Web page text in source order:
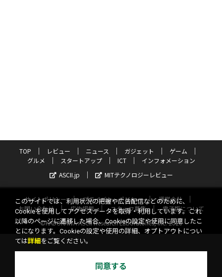
TOP レビュー ニュース ガジェット
ゲーム
グルメ
スタートアップ ICT
インフォメーション
ASCII.jp
MITテクノロジーレビュー
サイトポリシー プライバシーポリシー
運営会社
お問い合わせ
広告掲載 スタッフ募集
電子版について
©KADOKAWA ASCII Research Laboratories, Inc. 2026
このサイトでは、利用状況の把握や広告配信などのために、
Cookieを使用してアクセスデータを取得・利用しています。これ
以降のページに遷移した場合、Cookieの設定や使用に同意したこ
とになります。Cookieの設定や使用の詳細、オプトアウトについ
ては詳細 をご覧ください。
同意する